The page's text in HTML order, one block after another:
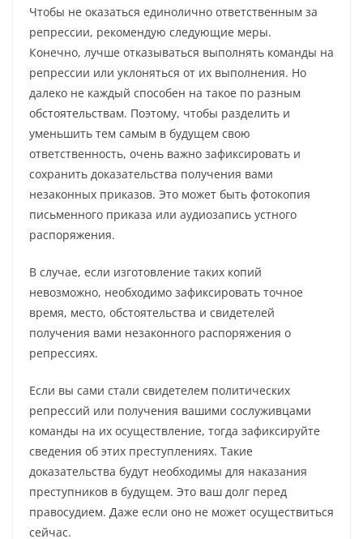
Чтобы не оказаться единолично ответственным за
репрессии, рекомендую следующие меры.
Конечно, лучше отказываться выполнять команды на
репрессии или уклоняться от их выполнения. Но
далеко не каждый способен на такое по разным
обстоятельствам. Поэтому, чтобы разделить и
уменьшить тем самым в будущем свою
ответственность, очень важно зафиксировать и
сохранить доказательства получения вами
незаконных приказов. Это может быть фотокопия
письменного приказа или аудиозапись устного
распоряжения.
В случае, если изготовление таких копий
невозможно, необходимо зафиксировать точное
время, место, обстоятельства и свидетелей
получения вами незаконного распоряжения о
репрессиях.
Если вы сами стали свидетелем политических
репрессий или получения вашими сослуживцами
команды на их осуществление, тогда зафиксируйте
сведения об этих преступлениях. Такие
доказательства будут необходимы для наказания
преступников в будущем. Это ваш долг перед
правосудием. Даже если оно не может осуществиться
сейчас.